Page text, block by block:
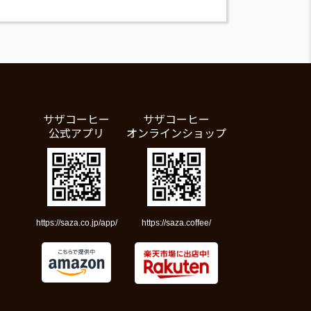
サザコーヒー
公式アプリ
https://saza.co.jp/app/
サザコーヒー
オンラインショップ
https://saza.coffee/